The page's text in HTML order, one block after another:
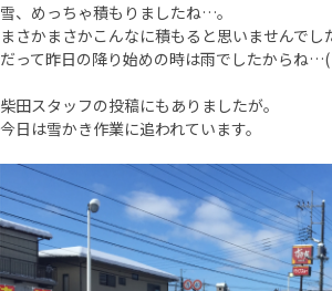
雪、めっちゃ積もりましたね…。
まさかまさかこんなに積もると思いませんでし
だって昨日の降り始めの時は雨でしたからね
柴田スタッフの投稿にもありましたが。
今日は雪かき作業に追われています。